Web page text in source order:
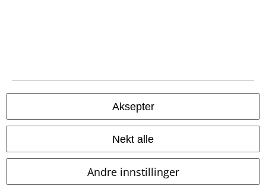
Aksepter
Nekt alle
Andre innstillinger
Alle priser inkluderer moms og skatt.Frakt er ikke inkludert.
© 1986-2026 E.M.P. Merchandising HGmbH
EMP Online Shops